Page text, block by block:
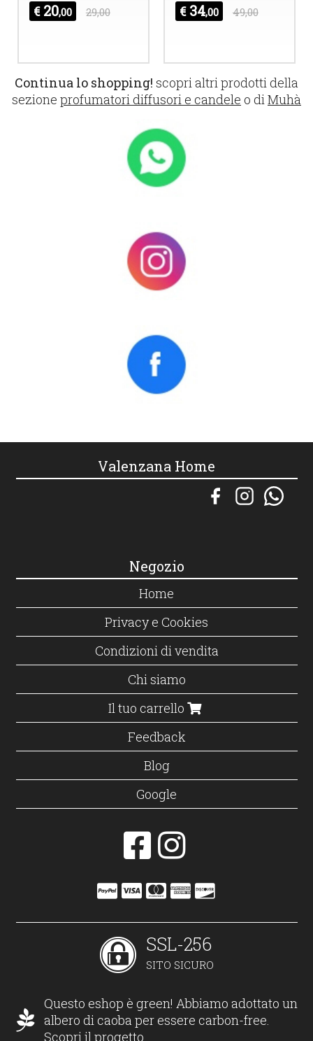
€ 20,00 29,00
€ 34,00 49,00
Continua lo shopping! scopri altri prodotti della
sezione profumatori diffusori e candele o diMuhà
Valenzana Home
Negozio
Home
Privacy e Cookies
Condizioni di vendita
Chi siamo
Il tuo carrello
Feedback
Blog
Google
SSL-256
SITO SICURO
Questo eshop è green! Abbiamo adottato un
albero di caoba per essere carbon-free.
Scopri il progetto